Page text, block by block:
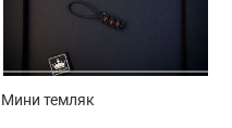
Мини темляк